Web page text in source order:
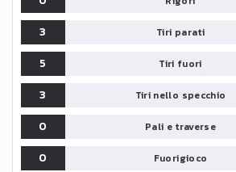
3
Tiri parati
5
Tiri fuori
3
Tiri nello specchio
0
Pali e traverse
0
Fuorigioco